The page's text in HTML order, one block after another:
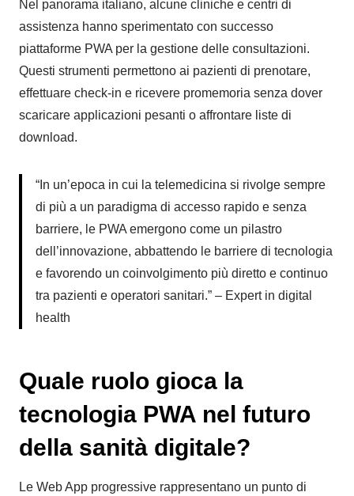
Nel panorama italiano, alcune cliniche e centri di
assistenza hanno sperimentato con successo
piattaforme PWA per la gestione delle consultazioni.
Questi strumenti permettono ai pazienti di prenotare,
effettuare check-in e ricevere promemoria senza dover
scaricare applicazioni pesanti o affrontare liste di
download.
“In un’epoca in cui la telemedicina si rivolge sempre
di più a un paradigma di accesso rapido e senza
barriere, le PWA emergono come un pilastro
dell’innovazione, abbattendo le barriere di tecnologia
e favorendo un coinvolgimento più diretto e continuo
tra pazienti e operatori sanitari.” – Expert in digital
health
Quale ruolo gioca la
tecnologia PWA nel futuro
della sanità digitale?
Le Web App progressive rappresentano un punto di